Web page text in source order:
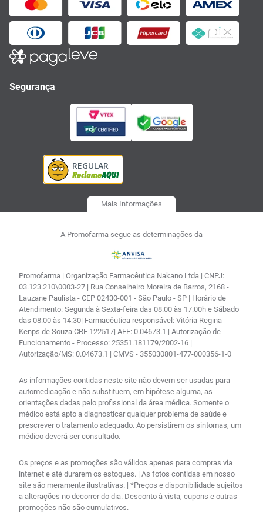
Segurança
Mais Informações
A Promofarma segue as determinações da
Promofarma | Organização Farmacêutica Nakano Ltda | CNPJ:
03.123.210\0003-27 | Rua Conselheiro Moreira de Barros, 2168 -
Lauzane Paulista - CEP 02430-001 - São Paulo - SP | Horário de
Atendimento: Segunda à Sexta-feira das 08:00 às 17:00h e Sábado
das 08:00 às 14:30| Farmacêutica responsável: Vitória Regina
Kenps de Souza CRF 122517| AFE: 0.04673.1 | Autorização de
Funcionamento - Processo: 25351.181179/2002-16 |
Autorização/MS: 0.04673.1 | CMVS - 355030801-477-000356-1-0
As informações contidas neste site não devem ser usadas para
automedicação e não substituem, em hipótese alguma, as
orientações dadas pelo profissional da área médica. Somente o
médico está apto a diagnosticar qualquer problema de saúde e
prescrever o tratamento adequado. Ao persistirem os sintomas, um
médico deverá ser consultado.
Os preços e as promoções são válidos apenas para compras via
internet e até durarem os estoques. | As fotos contidas em nosso
site são meramente ilustrativas. | *Preços e disponibilidade sujeitos
a alterações no decorrer do dia. Desconto à vista, cupons e outras
promoções não são cumulativos.